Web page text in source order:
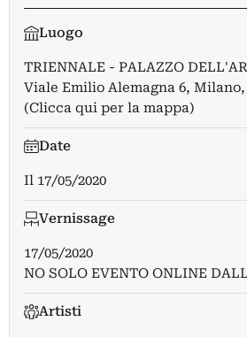
Luogo
TRIENNALE - PALAZZO
Viale Emilio Alemagna 6,
(Clicca qui per la mappa)
Date
Il 17/05/2020
Vernissage
17/05/2020
NO SOLO EVENTO ONLINE
Artisti